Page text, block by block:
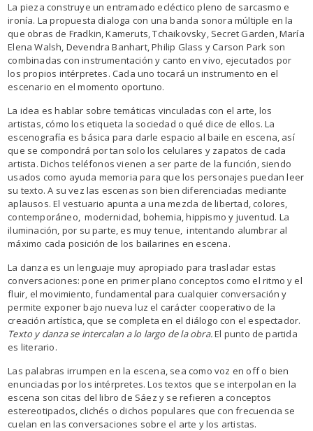
La pieza construye un entramado ecléctico pleno de sarcasmo e
ironía. La propuesta dialoga con una banda sonora múltiple en la
que obras de Fradkin, Kameruts, Tchaikovsky, Secret Garden, María
Elena Walsh, Devendra Banhart, Philip Glass y Carson Park son
combinadas con instrumentación y canto en vivo, ejecutados por
los propios intérpretes. Cada uno tocará un instrumento en el
escenario en el momento oportuno.
La idea es hablar sobre temáticas vinculadas con el arte, los
artistas, cómo los etiqueta la sociedad o qué dice de ellos. La
escenografía es básica para darle espacio al baile en escena, así
que se compondrá por tan solo los celulares y zapatos de cada
artista. Dichos teléfonos vienen a ser parte de la función, siendo
usados como ayuda memoria para que los personajes puedan leer
su texto. A su vez las escenas son bien diferenciadas mediante
aplausos. El vestuario apunta a una mezcla de libertad, colores,
contemporáneo, modernidad, bohemia, hippismo y juventud. La
iluminación, por su parte, es muy tenue, intentando alumbrar al
máximo cada posición de los bailarines en escena.
La danza es un lenguaje muy apropiado para trasladar estas
conversaciones: pone en primer plano conceptos como el ritmo y el
fluir, el movimiento, fundamental para cualquier conversación y
permite exponer bajo nueva luz el carácter cooperativo de la
creación artística, que se completa en el diálogo con el espectador.
Texto y danza se intercalan a lo largo de la obra.El punto de partida
es literario.
Las palabras irrumpen en la escena, sea como voz en off o bien
enunciadas por los intérpretes. Los textos que se interpolan en la
escena son citas del libro de Sáez y se refieren a conceptos
estereotipados, clichés o dichos populares que con frecuencia se
cuelan en las conversaciones sobre el arte y los artistas.